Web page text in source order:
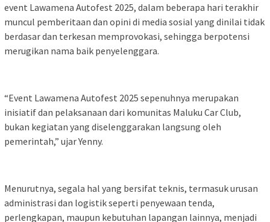
event Lawamena Autofest 2025, dalam beberapa hari terakhir
muncul pemberitaan dan opini di media sosial yang dinilai tidak
berdasar dan terkesan memprovokasi, sehingga berpotensi
merugikan nama baik penyelenggara.
“Event Lawamena Autofest 2025 sepenuhnya merupakan
inisiatif dan pelaksanaan dari komunitas Maluku Car Club,
bukan kegiatan yang diselenggarakan langsung oleh
pemerintah,” ujar Yenny.
Menurutnya, segala hal yang bersifat teknis, termasuk urusan
administrasi dan logistik seperti penyewaan tenda,
perlengkapan, maupun kebutuhan lapangan lainnya, menjadi